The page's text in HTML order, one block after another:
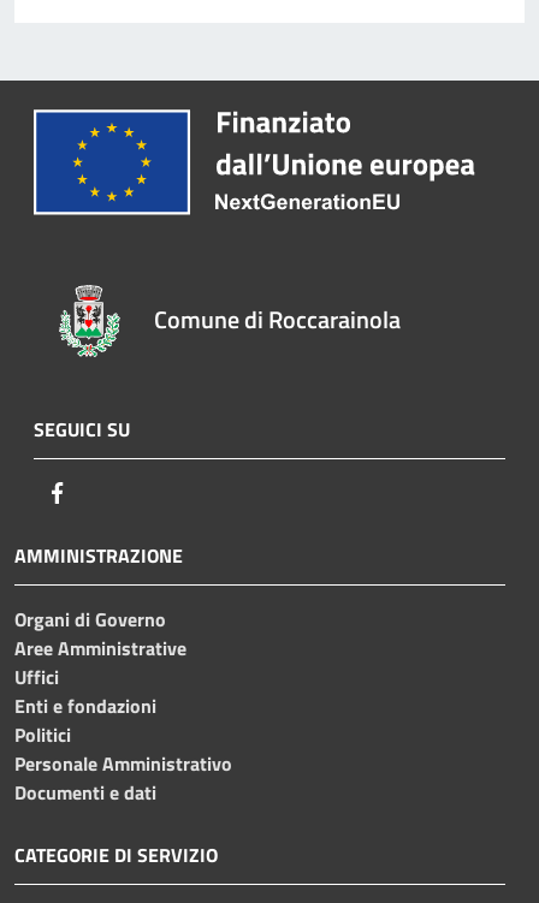
Comune di Roccarainola
SEGUICI SU
AMMINISTRAZIONE
Organi di Governo
Aree Amministrative
Uffici
Enti e fondazioni
Politici
Personale Amministrativo
Documenti e dati
CATEGORIE DI SERVIZIO